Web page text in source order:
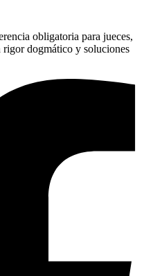
obligatoria para jueces,
dogmático y soluciones